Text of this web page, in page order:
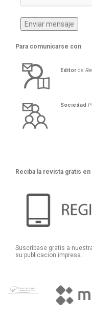
Para comunicarse con
Editorde
Sociedad
Reciba la revista gratis
Suscribase gratis a
su publicacion impresa.